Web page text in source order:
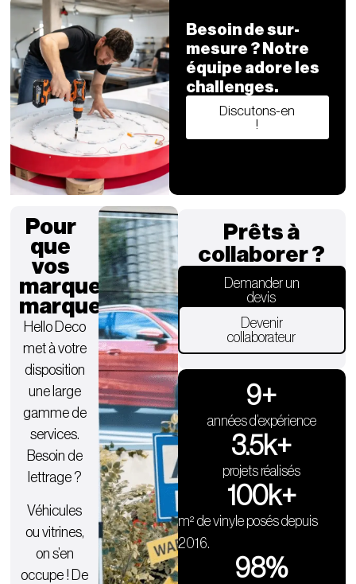
Besoin de sur-
mesure ? Notre
équipe adore les
challenges.
Discutons-en
!
Pour
que
vos
marques
marquent.
Hello Deco
met à votre
disposition
une large
gamme de
services.
Besoin de
lettrage ?
Véhicules
ou vitrines,
on s’en
occupe ! De
Prêts à
collaborer ?
Demander un
devis
Devenir
collaborateur
années d’expérience
9+
projets réalisés
3.5k+
m² de vinyle posés depuis
2016.
100k+
98%